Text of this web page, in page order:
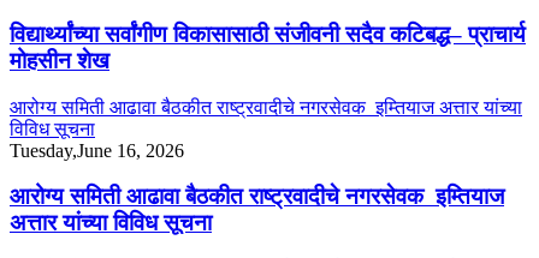
विद्यार्थ्यांच्या सर्वांगीण विकासासाठी संजीवनी सदैव कटिबद्ध– प्राचार्य
मोहसीन शेख
आरोग्य समिती आढावा बैठकीत राष्ट्रवादीचे नगरसेवक इम्तियाज अत्तार यांच्या
विविध सूचना
Tuesday,June 16, 2026
आरोग्य समिती आढावा बैठकीत राष्ट्रवादीचे नगरसेवक इम्तियाज
अत्तार यांच्या विविध सूचना